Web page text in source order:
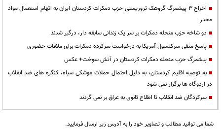
اخراج 3 پیشمرگ گروهک تروریستی حزب دمکرات کردستان ایران به اتهام استعمال مواد
مخدر
دو شاخه حزب منحله دمکرات بر سر یک زندانی سابقه دار، درگیر شدند
پاسخ منفی سرکنسول آمریکا به درخواست سرکرده دمکرات برای ملاقات حضوری
پیشمرگ حزب منحله دمکرات کردستان در آتش سوخت+ عکس
به توصیه اقلیم کردستان، به دلیل احتمال حملات موشکی سپاه، کنگره های ضد انقلاب
در اردوگاه ها برگزار نمی شود
سرکردگان ضد انقلاب تا اطلاع ثانوی به عراق بر نمی گردند
شما می توانید مطالب و تصاویر خود را به آدرس زیر ارسال فرمایید.